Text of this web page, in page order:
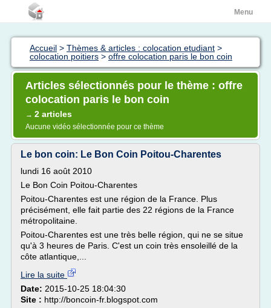
Menu
Accueil > Thèmes & articles : colocation etudiant >
colocation poitiers > offre colocation paris le bon coin
Articles sélectionnés pour le thème : offre
colocation paris le bon coin
→ 2 articles
Aucune vidéo sélectionnée pour ce thème
Le bon coin: Le Bon Coin Poitou-Charentes
lundi 16 août 2010
Le Bon Coin Poitou-Charentes
Poitou-Charentes est une région de la France. Plus
précisément, elle fait partie des 22 régions de la France
métropolitaine.
Poitou-Charentes est une très belle région, qui ne se situe
qu'à 3 heures de Paris. C'est un coin très ensoleillé de la
côte atlantique,...
Lire la suite
Date: 2015-10-25 18:04:30
Site : http://boncoin-fr.blogspot.com